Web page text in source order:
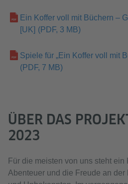
Ein Koffer voll mit Büchern –
[UK] (PDF, 3 MB)
Spiele für „Ein Koffer voll mit
(PDF, 7 MB)
ÜBER DAS
2023
Für die meisten von uns steht ein
Abenteuer und die Freude an